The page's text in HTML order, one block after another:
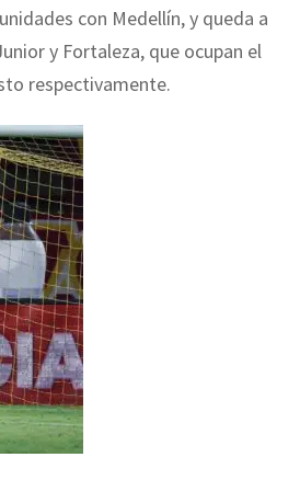
con Medellín, y queda a
y Fortaleza, que ocupan el
respectivamente.